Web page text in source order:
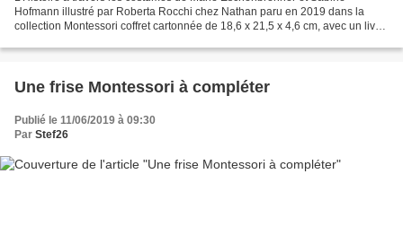
Hofmann illustré par Roberta Rocchi chez Nathan paru en 2019 dans la
collection Montessori coffret cartonnée de 18,6 x 21,5 x 4,6 cm, avec un livret
Une frise Montessori à compléter
Publié le 11/06/2019 à 09:30
Par Stef26